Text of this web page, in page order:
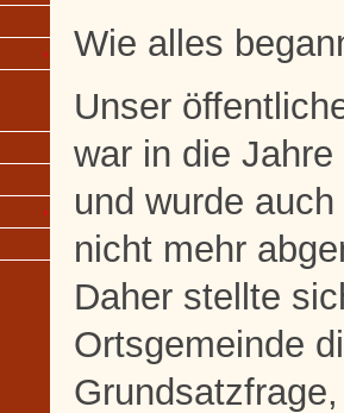
Wie alles
Unser
war in die
und wurde
nicht mehr
Daher stellte
Ortsgemeinde